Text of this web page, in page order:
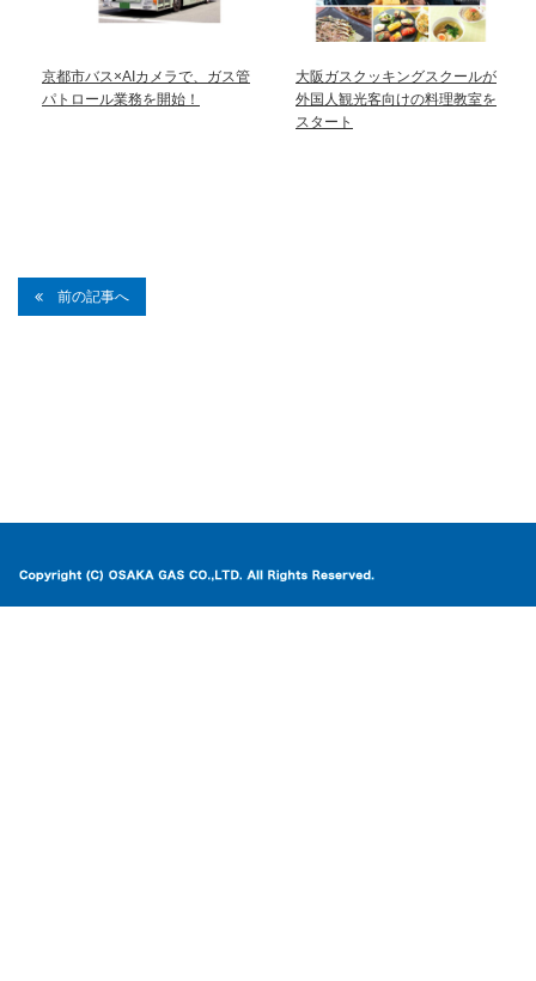
京都市バス×AIカメラで、ガス管
パトロール業務を開始！
大阪ガスクッキングスクールが
外国人観光客向けの料理教室を
スタート
前の記事へ